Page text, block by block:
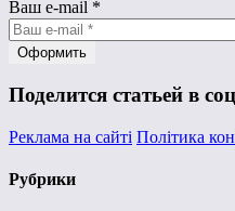
Ваш e-mail *
Поделится статьей в
Реклама на сайті Політика
Рубрики